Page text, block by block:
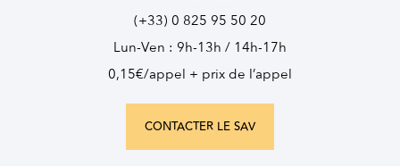
(+33) 0 825 95 50 20
Lun-Ven : 9h-13h / 14h-17h
0,15€/appel + prix de l’appel
CONTACTER LE SAV